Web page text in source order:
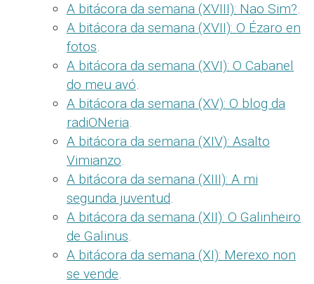
A bitácora da semana (XVIII): Nao Sim?.
A bitácora da semana (XVII): O Ézaro en
fotos.
A bitácora da semana (XVI): O Cabanel
do meu avó.
A bitácora da semana (XV): O blog da
radiONeria.
A bitácora da semana (XIV): Asalto
Vimianzo.
A bitácora da semana (XIII): A mi
segunda juventud.
A bitácora da semana (XII): O Galinheiro
de Galinus.
A bitácora da semana (XI): Merexo non
se vende.